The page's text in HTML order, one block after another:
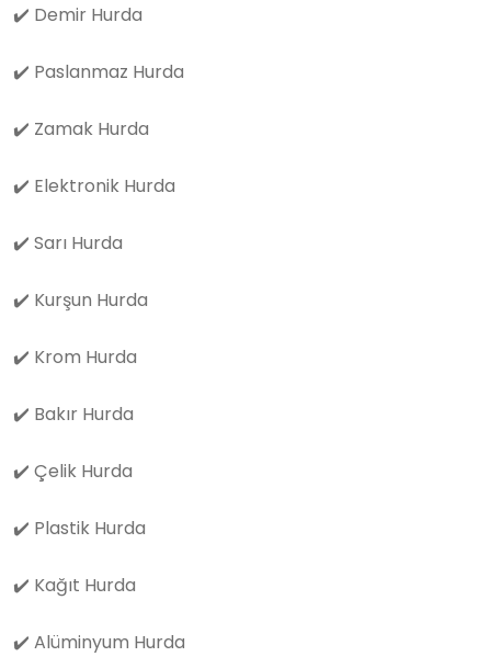
✔️ Demir Hurda
✔️ Paslanmaz Hurda
✔️ Zamak Hurda
✔️ Elektronik Hurda
✔️ Sarı Hurda
✔️ Kurşun Hurda
✔️ Krom Hurda
✔️ Bakır Hurda
✔️ Çelik Hurda
✔️ Plastik Hurda
✔️ Kağıt Hurda
✔️ Alüminyum Hurda